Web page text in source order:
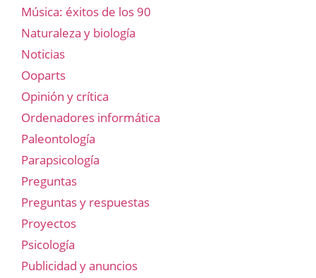
Música: éxitos de los 90
Naturaleza y biología
Noticias
Ooparts
Opinión y crítica
Ordenadores informática
Paleontología
Parapsicología
Preguntas
Preguntas y respuestas
Proyectos
Psicología
Publicidad y anuncios